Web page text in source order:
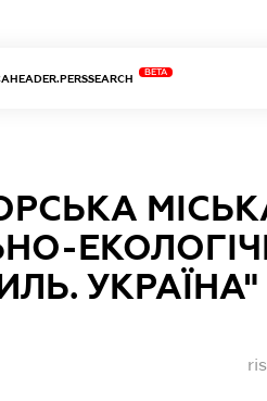
BETA
УКРАЇНА"